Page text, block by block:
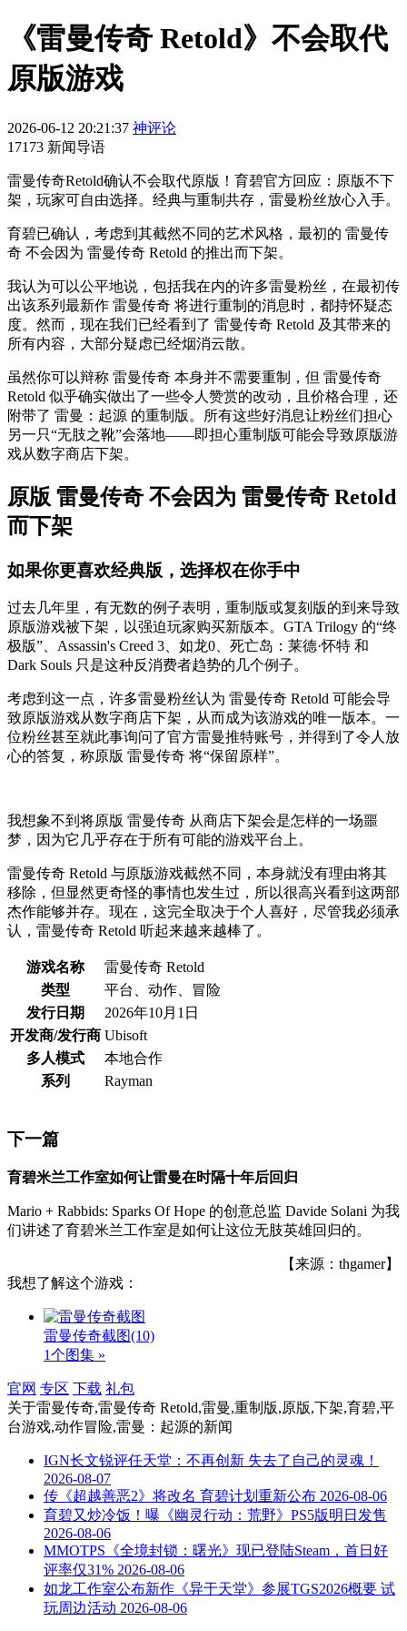
《雷曼传奇 Retold》不会取代
原版游戏
2026-06-12 20:21:37 神评论
17173 新闻导语
雷曼传奇Retold确认不会取代原版！育碧官方回应：原版不下
架，玩家可自由选择。经典与重制共存，雷曼粉丝放心入手。
育碧已确认，考虑到其截然不同的艺术风格，最初的 雷曼传
奇 不会因为 雷曼传奇 Retold 的推出而下架。
我认为可以公平地说，包括我在内的许多雷曼粉丝，在最初传
出该系列最新作 雷曼传奇 将进行重制的消息时，都持怀疑态
度。然而，现在我们已经看到了 雷曼传奇 Retold 及其带来的
所有内容，大部分疑虑已经烟消云散。
虽然你可以辩称 雷曼传奇 本身并不需要重制，但 雷曼传奇
Retold 似乎确实做出了一些令人赞赏的改动，且价格合理，还
附带了 雷曼：起源 的重制版。所有这些好消息让粉丝们担心
另一只“无肢之靴”会落地——即担心重制版可能会导致原版游
戏从数字商店下架。
原版 雷曼传奇 不会因为 雷曼传奇 Retold
而下架
如果你更喜欢经典版，选择权在你手中
过去几年里，有无数的例子表明，重制版或复刻版的到来导致
原版游戏被下架，以强迫玩家购买新版本。GTA Trilogy 的“终
极版”、Assassin's Creed 3、如龙0、死亡岛：莱德·怀特 和
Dark Souls 只是这种反消费者趋势的几个例子。
考虑到这一点，许多雷曼粉丝认为 雷曼传奇 Retold 可能会导
致原版游戏从数字商店下架，从而成为该游戏的唯一版本。一
位粉丝甚至就此事询问了官方雷曼推特账号，并得到了令人放
心的答复，称原版 雷曼传奇 将“保留原样”。
我想象不到将原版 雷曼传奇 从商店下架会是怎样的一场噩
梦，因为它几乎存在于所有可能的游戏平台上。
雷曼传奇 Retold 与原版游戏截然不同，本身就没有理由将其
移除，但显然更奇怪的事情也发生过，所以很高兴看到这两部
杰作能够并存。现在，这完全取决于个人喜好，尽管我必须承
认，雷曼传奇 Retold 听起来越来越棒了。
游戏名称
雷曼传奇 Retold
类型
平台、动作、冒险
发行日期
2026年10月1日
开发商/发行商 Ubisoft
多人模式
本地合作
系列
Rayman
下一篇
育碧米兰工作室如何让雷曼在时隔十年后回归
Mario + Rabbids: Sparks Of Hope 的创意总监 Davide Solani 为我
们讲述了育碧米兰工作室是如何让这位无肢英雄回归的。
【来源：thgamer】
我想了解这个游戏：
雷曼传奇截图(10)
1个图集 »
官网 专区 下载 礼包
关于雷曼传奇,雷曼传奇 Retold,雷曼,重制版,原版,下架,育碧,平
台游戏,动作冒险,雷曼：起源的新闻
IGN长文锐评任天堂：不再创新 失去了自己的灵魂！
2026-08-07
传《超越善恶2》将改名 育碧计划重新公布 2026-08-06
育碧又炒冷饭！曝《幽灵行动：荒野》PS5版明日发售
2026-08-06
MMOTPS《全境封锁：曙光》现已登陆Steam，首日好
评率仅31% 2026-08-06
如龙工作室公布新作《异于天堂》参展TGS2026概要 试
玩周边活动 2026-08-06